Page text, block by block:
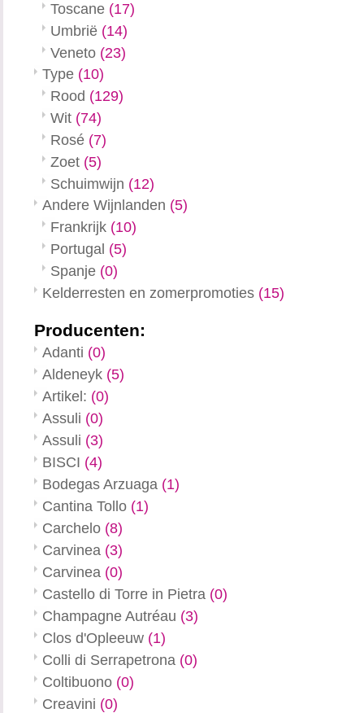
Toscane (17)
Umbrië (14)
Veneto (23)
Type (10)
Rood (129)
Wit (74)
Rosé (7)
Zoet (5)
Schuimwijn (12)
Andere Wijnlanden (5)
Frankrijk (10)
Portugal (5)
Spanje (0)
Kelderresten en zomerpromoties (15)
Producenten:
Adanti (0)
Aldeneyk (5)
Artikel: (0)
Assuli (0)
Assuli (3)
BISCI (4)
Bodegas Arzuaga (1)
Cantina Tollo (1)
Carchelo (8)
Carvinea (3)
Carvinea (0)
Castello di Torre in Pietra (0)
Champagne Autréau (3)
Clos d'Opleeuw (1)
Colli di Serrapetrona (0)
Coltibuono (0)
Creavini (0)